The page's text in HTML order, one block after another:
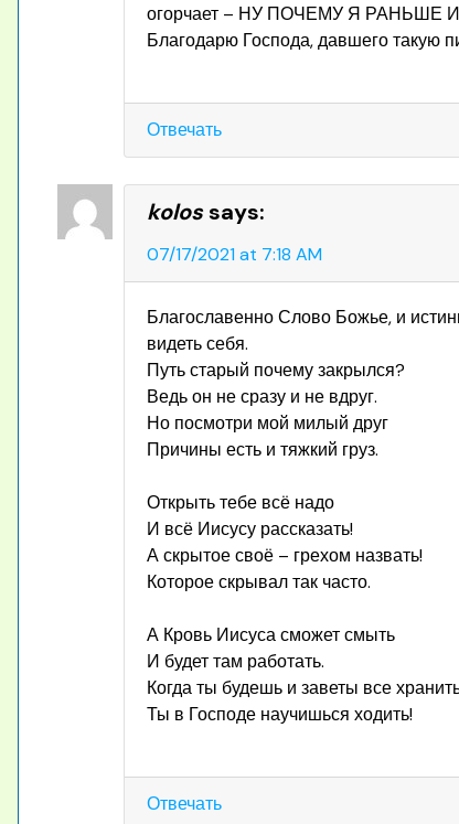
огорчает – НУ ПОЧЕМУ Я РАНЬШЕ
Благодарю Господа, давшего такую
Отвечать
kolossays:
07/17/2021 at 7:18 AM
Благославенно Слово Божье, и
видеть себя.
Путь старый почему закрылся?
Ведь он не сразу и не вдруг.
Но посмотри мой милый друг
Причины есть и тяжкий груз.
Открыть тебе всё надо
И всё Иисусу рассказать!
А скрытое своё – грехом назвать!
Которое скрывал так часто.
А Кровь Иисуса сможет смыть
И будет там работать.
Когда ты будешь и заветы все
Ты в Господе научишься ходить!
Отвечать